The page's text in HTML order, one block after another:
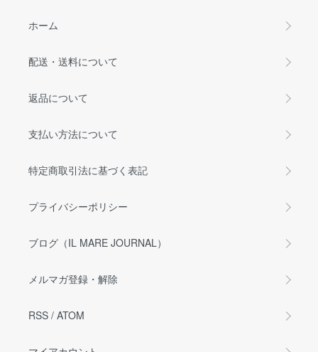
ホーム
配送・送料について
返品について
支払い方法について
特定商取引法に基づく表記
プライバシーポリシー
ブログ（IL MARE JOURNAL）
メルマガ登録・解除
RSS / ATOM